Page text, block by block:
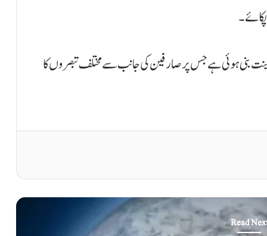
بنی ہوئی ہے جس پر صارفین کی جانب سے مختلف تبصروں کا
Read